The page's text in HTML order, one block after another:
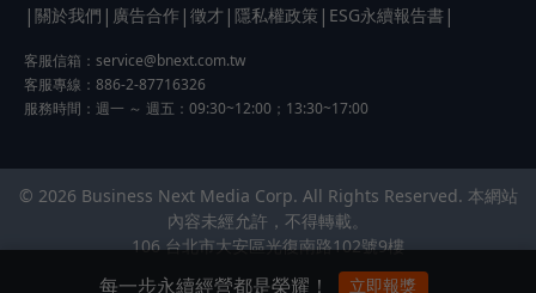
| 關於我們 | 廣告合作 | 徵才 | 隱私權政策 | ESG永續報告書 |
客服信箱： service@bnext.com.tw
客服專線：886-2-87716326
服務時間：週一 ～ 週五：09:30~12:00；13:30~17:00
© 2026 Business Next Media Corp. All Rights Reserved. 本網站
內容未經允許，不得轉載。
106 台北市大安區光復南路102號9樓
每一步永續經營都是榮耀！ 立即報獎